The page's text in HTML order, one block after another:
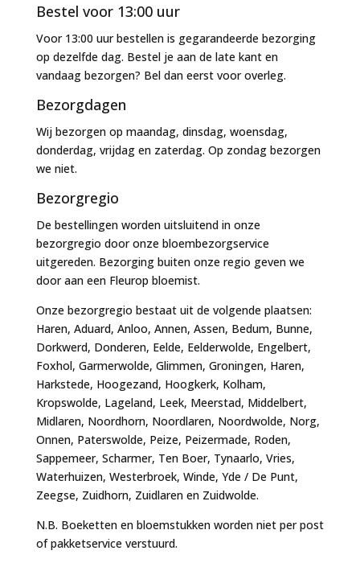
Bestel voor 13:00 uur
Voor 13:00 uur bestellen is gegarandeerde bezorging
op dezelfde dag. Bestel je aan de late kant en
vandaag bezorgen? Bel dan eerst voor overleg.
Bezorgdagen
Wij bezorgen op maandag, dinsdag, woensdag,
donderdag, vrijdag en zaterdag. Op zondag bezorgen
we niet.
Bezorgregio
De bestellingen worden uitsluitend in onze
bezorgregio door onze bloembezorgservice
uitgereden. Bezorging buiten onze regio geven we
door aan een Fleurop bloemist.
Onze bezorgregio bestaat uit de volgende plaatsen:
Haren, Aduard, Anloo, Annen, Assen, Bedum, Bunne,
Dorkwerd, Donderen, Eelde, Eelderwolde, Engelbert,
Foxhol, Garmerwolde, Glimmen, Groningen, Haren,
Harkstede, Hoogezand, Hoogkerk, Kolham,
Kropswolde, Lageland, Leek, Meerstad, Middelbert,
Midlaren, Noordhorn, Noordlaren, Noordwolde, Norg,
Onnen, Paterswolde, Peize, Peizermade, Roden,
Sappemeer, Scharmer, Ten Boer, Tynaarlo, Vries,
Waterhuizen, Westerbroek, Winde, Yde / De Punt,
Zeegse, Zuidhorn, Zuidlaren en Zuidwolde.
N.B. Boeketten en bloemstukken worden niet per post
of pakketservice verstuurd.